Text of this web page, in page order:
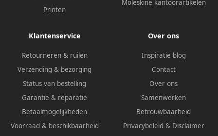
Printen
Moleskine kantoorartikelen
Klantenservice
Retourneren & ruilen
Verzending & bezorging
Status van bestelling
Garantie & reparatie
Betaalmogelijkheden
Voorraad & beschikbaarheid
Over ons
Inspiratie blog
Contact
Over ons
Samenwerken
Betrouwbaarheid
Privacybeleid & Disclaimer